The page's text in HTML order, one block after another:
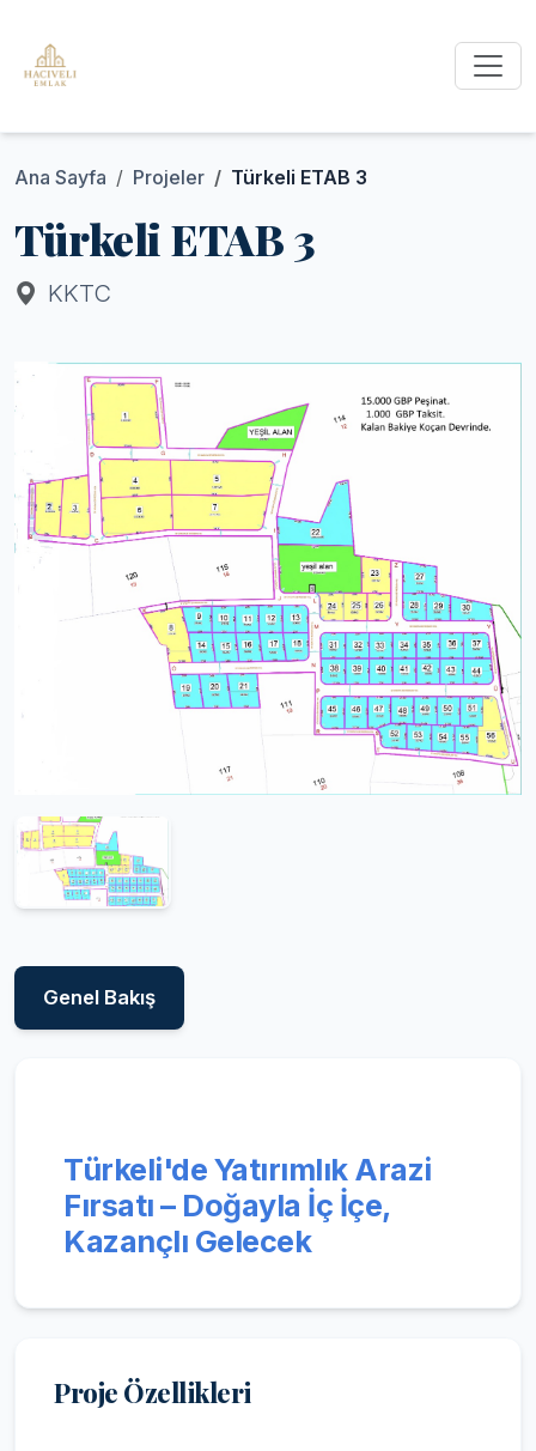
Ana Sayfa Projeler Türkeli ETAB 3
Türkeli ETAB 3
KKTC
Genel Bakış
Türkeli'de Yatırımlık Arazi
Fırsatı – Doğayla İç İçe,
Kazançlı Gelecek
Proje Özellikleri